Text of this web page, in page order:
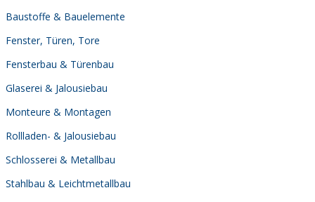
Baustoffe & Bauelemente
Fenster, Türen, Tore
Fensterbau & Türenbau
Glaserei & Jalousiebau
Monteure & Montagen
Rollladen- & Jalousiebau
Schlosserei & Metallbau
Stahlbau & Leichtmetallbau